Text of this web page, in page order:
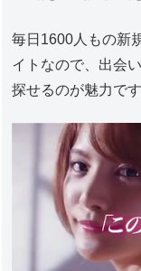
毎日1600人もの新
イトなので、出会
探せるのが魅力です